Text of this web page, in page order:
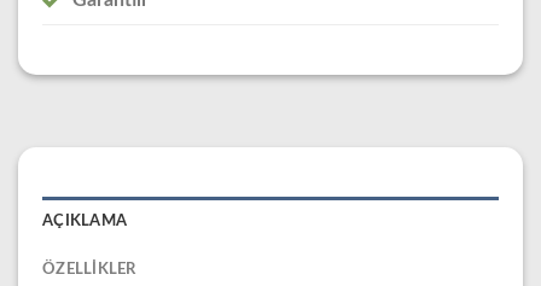
AÇIKLAMA
ÖZELLIKLER